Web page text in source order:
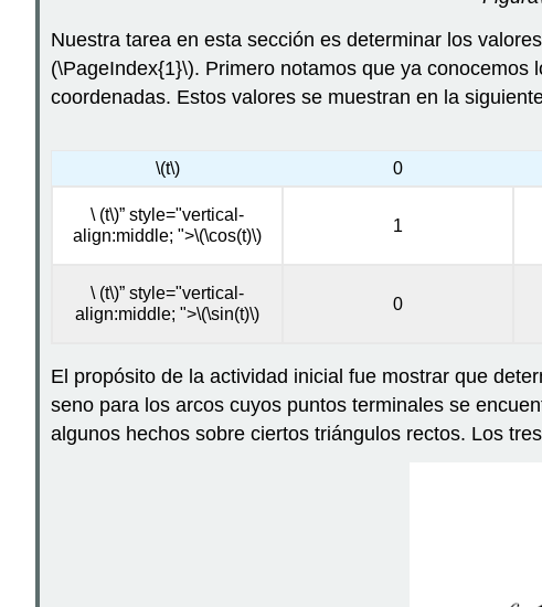
Nuestra tarea en esta sección es determinar los
(\PageIndex{1}\). Primero notamos que ya conocemos
coordenadas. Estos valores se muestran en la
\(t\)
0
\ (t\)” style="vertical-
align:middle; ">\(\cos(t)\)
1
\ (t\)” style="vertical-
align:middle; ">\(\sin(t)\)
0
El propósito de la actividad inicial fue mostrar que
seno para los arcos cuyos puntos terminales se
algunos hechos sobre ciertos triángulos rectos. Los